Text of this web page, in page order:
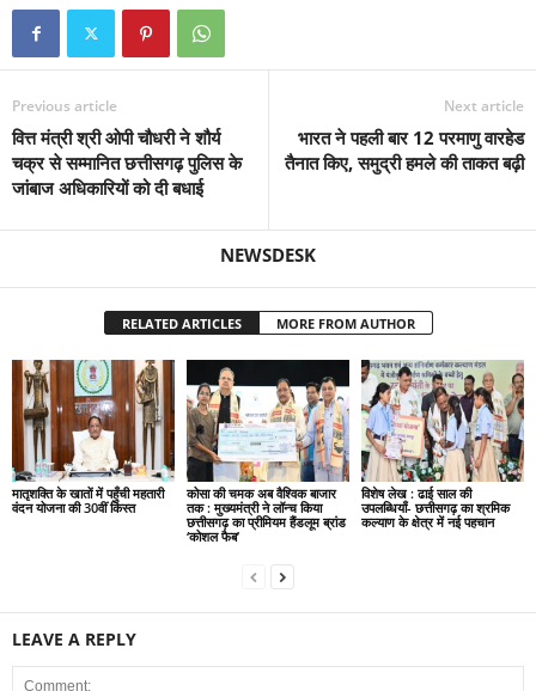
Previous article
वित्त मंत्री श्री ओपी चौधरी ने शौर्य
चक्र से सम्मानित छत्तीसगढ़ पुलिस के
जांबाज अधिकारियों को दी बधाई
Next article
भारत ने पहली बार 12 परमाणु वारहेड
तैनात किए, समुद्री हमले की ताकत बढ़ी
NEWSDESK
RELATED ARTICLES MORE FROM AUTHOR
मातृशक्ति के खातों में पहुँची महतारी
वंदन योजना की 30वीं किस्त
कोसा की चमक अब वैश्विक बाजार
तक : मुख्यमंत्री ने लॉन्च किया
छत्तीसगढ़ का प्रीमियम हैंडलूम ब्रांड
‘कोशल फैब’
विशेष लेख : ढाई साल की
उपलब्धियाँ- छत्तीसगढ़ का श्रमिक
कल्याण के क्षेत्र में नई पहचान
LEAVE A REPLY